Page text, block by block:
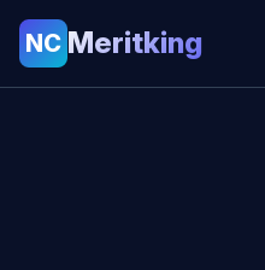
NC Meritking